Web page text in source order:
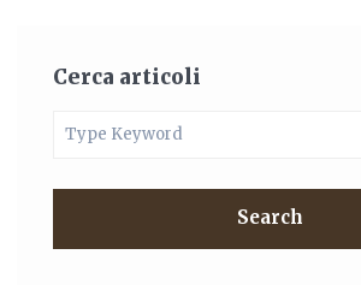
Cerca articoli
Search